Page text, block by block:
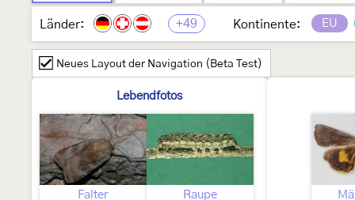
Länder: +49 Kontinente: EU
Neues Layout der Navigation (Beta Test)
Lebendfotos
Falter Raupe